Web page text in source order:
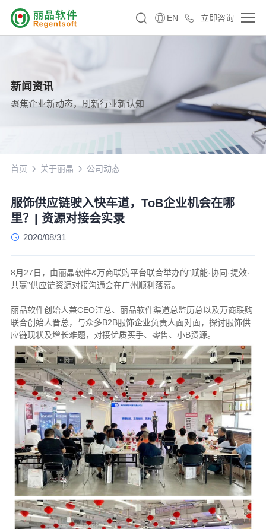
立即咨询
EN
新闻资讯
聚焦企业新动态，刷新行业新认知
首页 关于丽晶 公司动态
服饰供应链驶入快车道，ToB企业机会在哪
里？| 资源对接会实录
2020/08/31
8月27日，由丽晶软件&万商联购平台联合举办的“赋能·协同·提效·
共赢”供应链资源对接沟通会在广州顺利落幕。
丽晶软件创始人兼CEO江总、丽晶软件渠道总监历总以及万商联购
联合创始人晋总，与众多B2B服饰企业负责人面对面，探讨服饰供
应链现状及增长难题，对接优质买手、零售、小B资源。